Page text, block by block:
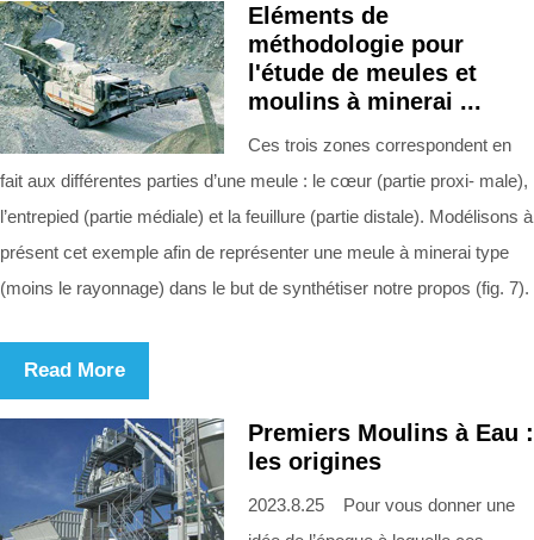
Eléments de
méthodologie pour
l'étude de meules et
moulins à minerai ...
Ces trois zones correspondent en
fait aux différentes parties d’une meule : le cœur (partie proxi- male),
l’entrepied (partie médiale) et la feuillure (partie distale). Modélisons à
présent cet exemple afin de représenter une meule à minerai type
(moins le rayonnage) dans le but de synthétiser notre propos (fig. 7).
Read More
Premiers Moulins à Eau :
les origines
2023.8.25 Pour vous donner une